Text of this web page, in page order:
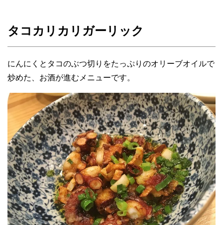
タコカリカリガーリック
にんにくとタコのぶつ切りをたっぷりのオリーブオイルで
炒めた、お酒が進むメニューです。